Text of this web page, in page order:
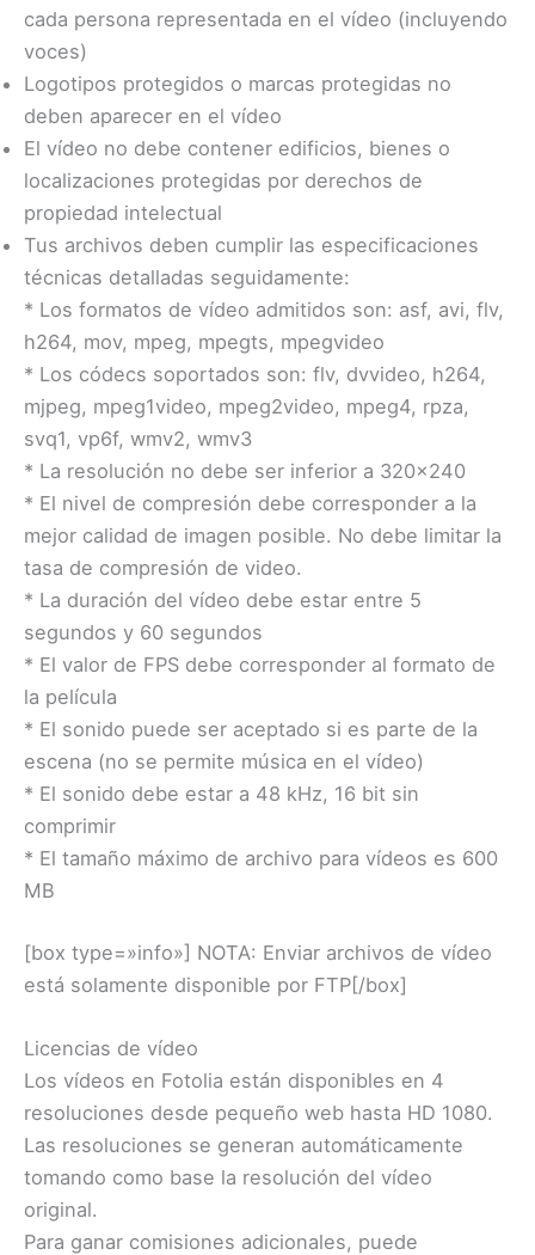
cada persona representada en el vídeo (incluyendo
voces)
Logotipos protegidos o marcas protegidas no
deben aparecer en el vídeo
El vídeo no debe contener edificios, bienes o
localizaciones protegidas por derechos de
propiedad intelectual
Tus archivos deben cumplir las especificaciones
técnicas detalladas seguidamente:
* Los formatos de vídeo admitidos son: asf, avi, flv,
h264, mov, mpeg, mpegts, mpegvideo
* Los códecs soportados son: flv, dvvideo, h264,
mjpeg, mpeg1video, mpeg2video, mpeg4, rpza,
svq1, vp6f, wmv2, wmv3
* La resolución no debe ser inferior a 320×240
* El nivel de compresión debe corresponder a la
mejor calidad de imagen posible. No debe limitar la
tasa de compresión de video.
* La duración del vídeo debe estar entre 5
segundos y 60 segundos
* El valor de FPS debe corresponder al formato de
la película
* El sonido puede ser aceptado si es parte de la
escena (no se permite música en el vídeo)
* El sonido debe estar a 48 kHz, 16 bit sin
comprimir
* El tamaño máximo de archivo para vídeos es 600
MB
[box type=»info»] NOTA: Enviar archivos de vídeo
está solamente disponible por FTP[/box]
Licencias de vídeo
Los vídeos en Fotolia están disponibles en 4
resoluciones desde pequeño web hasta HD 1080.
Las resoluciones se generan automáticamente
tomando como base la resolución del vídeo
original.
Para ganar comisiones adicionales, puede